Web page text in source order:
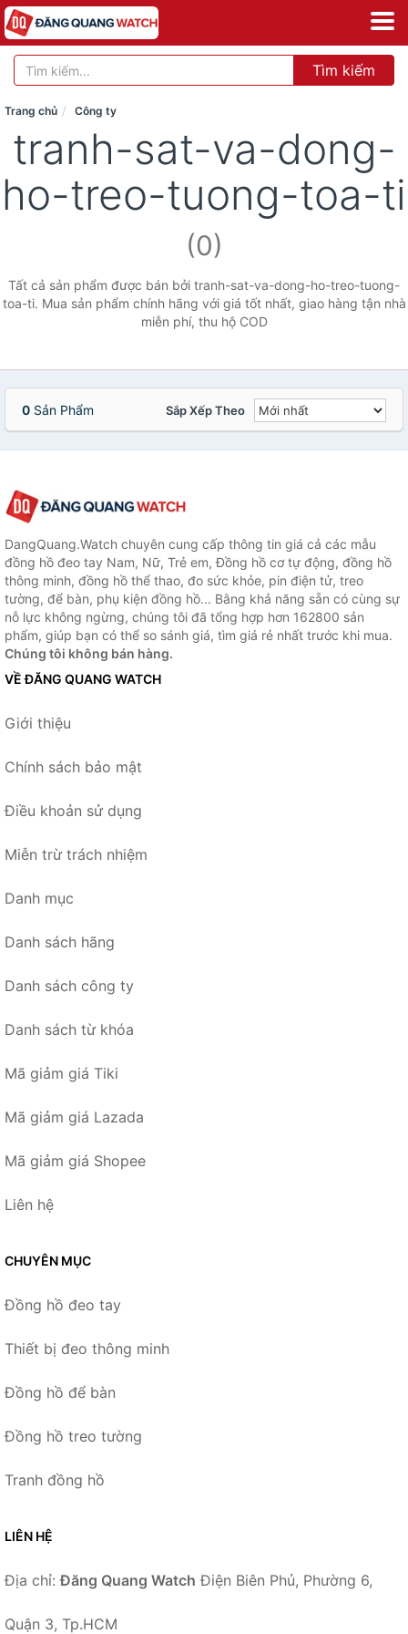
Tìm kiếm
Trang chủ Công ty
tranh-sat-va-dong-
ho-treo-tuong-toa-ti
(0)
Tất cả sản phẩm được bán bởi tranh-sat-va-dong-ho-treo-tuong-
toa-ti. Mua sản phẩm chính hãng với giá tốt nhất, giao hàng tận nhà
miễn phí, thu hộ COD
0 Sản Phẩm Sắp Xếp Theo
DangQuang.Watch chuyên cung cấp thông tin giá cả các mẫu
đồng hồ đeo tay Nam, Nữ, Trẻ em, Đồng hồ cơ tự động, đồng hồ
thông minh, đồng hồ thể thao, đo sức khỏe, pin điện tử, treo
tường, để bàn, phụ kiện đồng hồ... Bằng khả năng sẵn có cùng sự
nỗ lực không ngừng, chúng tôi đã tổng hợp hơn 162800 sản
phẩm, giúp bạn có thể so sánh giá, tìm giá rẻ nhất trước khi mua.
Chúng tôi không bán hàng.
VỀ ĐĂNG QUANG WATCH
Giới thiệu
Chính sách bảo mật
Điều khoản sử dụng
Miễn trừ trách nhiệm
Danh mục
Danh sách hãng
Danh sách công ty
Danh sách từ khóa
Mã giảm giá Tiki
Mã giảm giá Lazada
Mã giảm giá Shopee
Liên hệ
CHUYÊN MỤC
Đồng hồ đeo tay
Thiết bị đeo thông minh
Đồng hồ để bàn
Đồng hồ treo tường
Tranh đồng hồ
LIÊN HỆ
Địa chỉ:Đăng Quang Watch Điện Biên Phủ, Phường 6,
Quận 3, Tp.HCM